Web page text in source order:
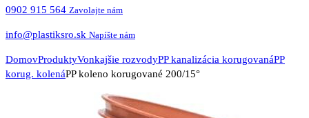
0902 915 564 Zavolajte nám
info@plastiksro.sk Napíšte nám
DomovProduktyVonkajšie rozvodyPP kanalizácia korugovanáPP
korug. kolenáPP koleno korugované 200/15°